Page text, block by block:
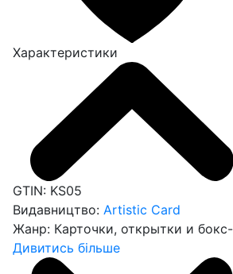
Характеристики
GTIN: KS05
Видавництво: Artistic Card
Жанр: Карточки, открытки и
Дивитись більше